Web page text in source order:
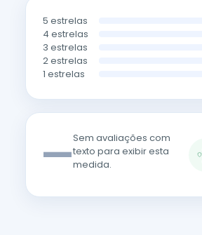
5 estrelas
4 estrelas
3 estrelas
2 estrelas
1 estrelas
—Sem avaliações com
texto para exibir esta
medida.